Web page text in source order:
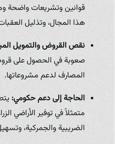
قوانين وتشريعات واضحة
هذا المجال، وتذليل
نقص القروض والتمويل
صعوبة في الحصول على
المصارف لدعم مشروعاتها.
الحاجة إلى دعم حكومي:
متمثلاً في توفير الأراضي
الضريبية والجمركية،